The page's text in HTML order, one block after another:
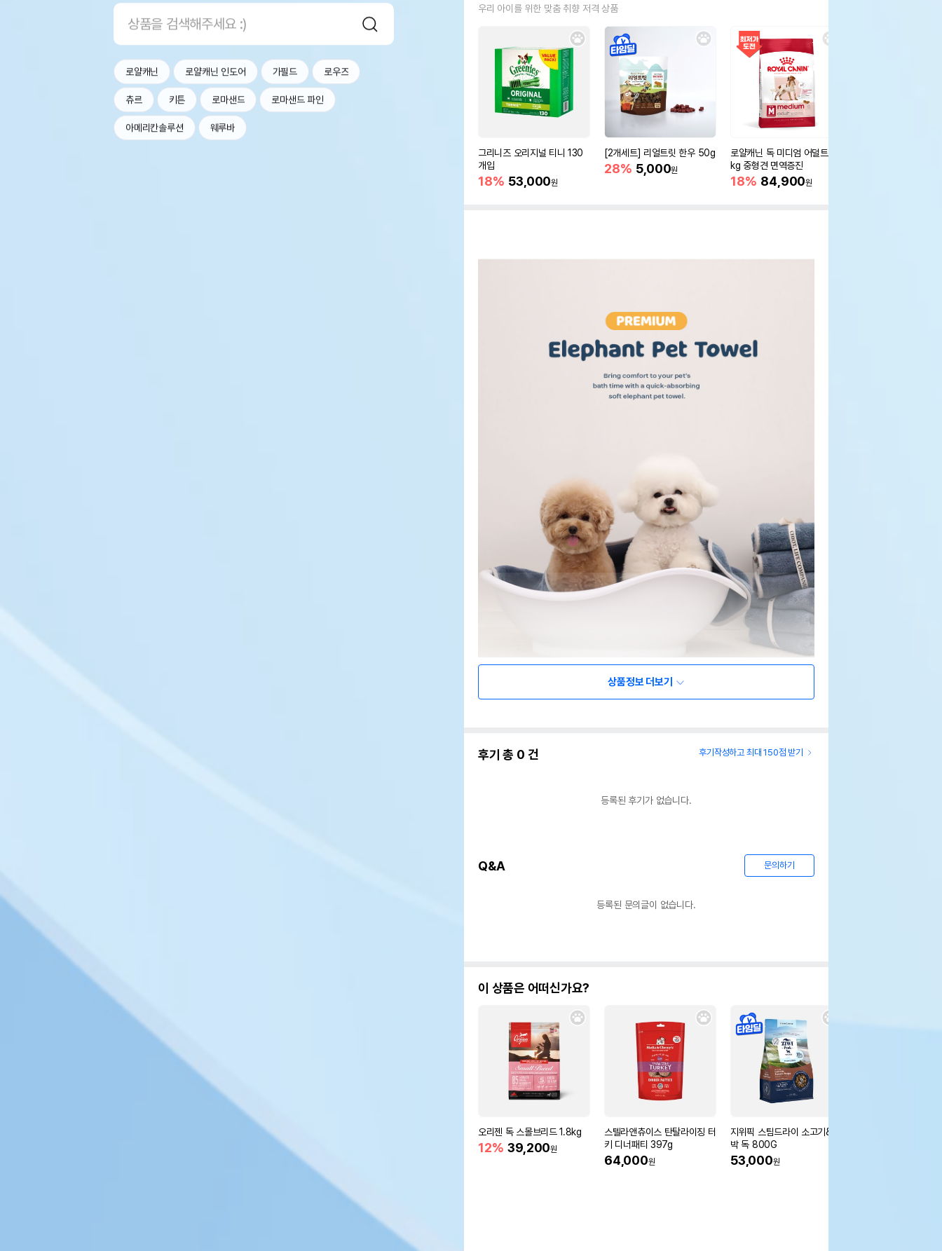
로얄캐닌 로얄캐닌 인도어 가필드 로우즈
츄르 키튼 로마샌드 로마샌드 파인
아메리칸솔루션 웨루바
우리 아이를 위한 맞춤 취향 저격 상품
그리니즈 오리지널 티니 130
개입
18% 53,000원
[2개세트] 리얼트릿 한우 50g
28% 5,000원
로얄캐닌 독 미디엄 어덜트 10
kg 중형견 면역증진
18% 84,900원
상품정보 더보기
후기 총 0 건 후기작성하고 최대 150점 받기
등록된 후기가 없습니다.
Q&A 문의하기
등록된 문의글이 없습니다.
이 상품은 어떠신가요?
오리젠 독 스몰브리드 1.8kg
12% 39,200원
스텔라앤츄이스 탄탈라이징 터
키 디너패티 397g
64,000원
지위픽 스팀드라이 소고기&호
박 독 800G
53,000원